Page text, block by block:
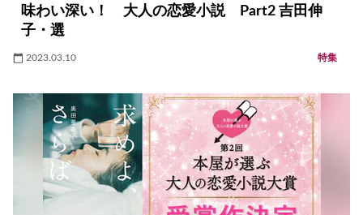
味わい深い！ 大人の恋愛小説 Part2 吉田伸
子・選
2023.03.10 特集